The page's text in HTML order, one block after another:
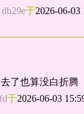
于2026-06-
了也算没白折腾
于2026-06-03